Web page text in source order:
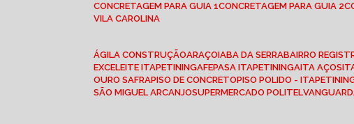
CONCRETAGEM PARA GUIA 1 CONCRETAGEM PARA GUIA 2
VILA CAROLINA
ÁGILA CONSTRUÇÃO ARAÇOIABA DA SERRA BAIRRO
EXCELEITE ITAPETININGA FEPASA ITAPETININGA ITA AÇOS
OURO SAFRA PISO DE CONCRETO PISO POLIDO -
SÃO MIGUEL ARCANJO SUPERMERCADO POLITEL